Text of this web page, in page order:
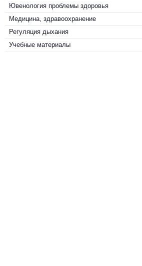
Ювенология проблемы здоровья
Медицина, здравоохранение
Регуляция дыхания
Учебные материалы